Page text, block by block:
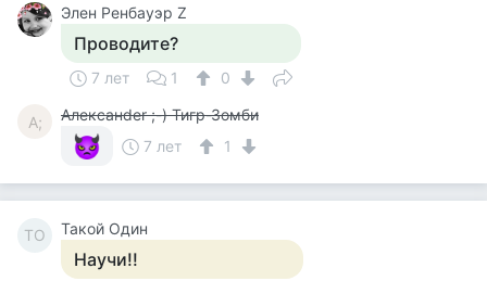
Элен Ренбауэр Z
Проводите?
7 лет 1 0
А;
Алексанder ;-) Тигр-Зомби
7 лет
1
ТО Такой Один
Научи!!